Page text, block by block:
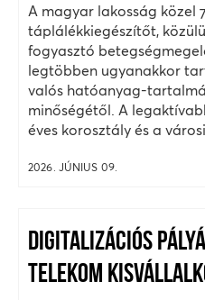
A magyar lakosság közel
táplálékkiegészítőt,
fogyasztó
legtöbben ugyanakkor
valós hatóanyag-
minőségétől. A
éves korosztály és a
2026. JÚNIUS 09.
DIGITALIZÁCIÓS
TELEKOM